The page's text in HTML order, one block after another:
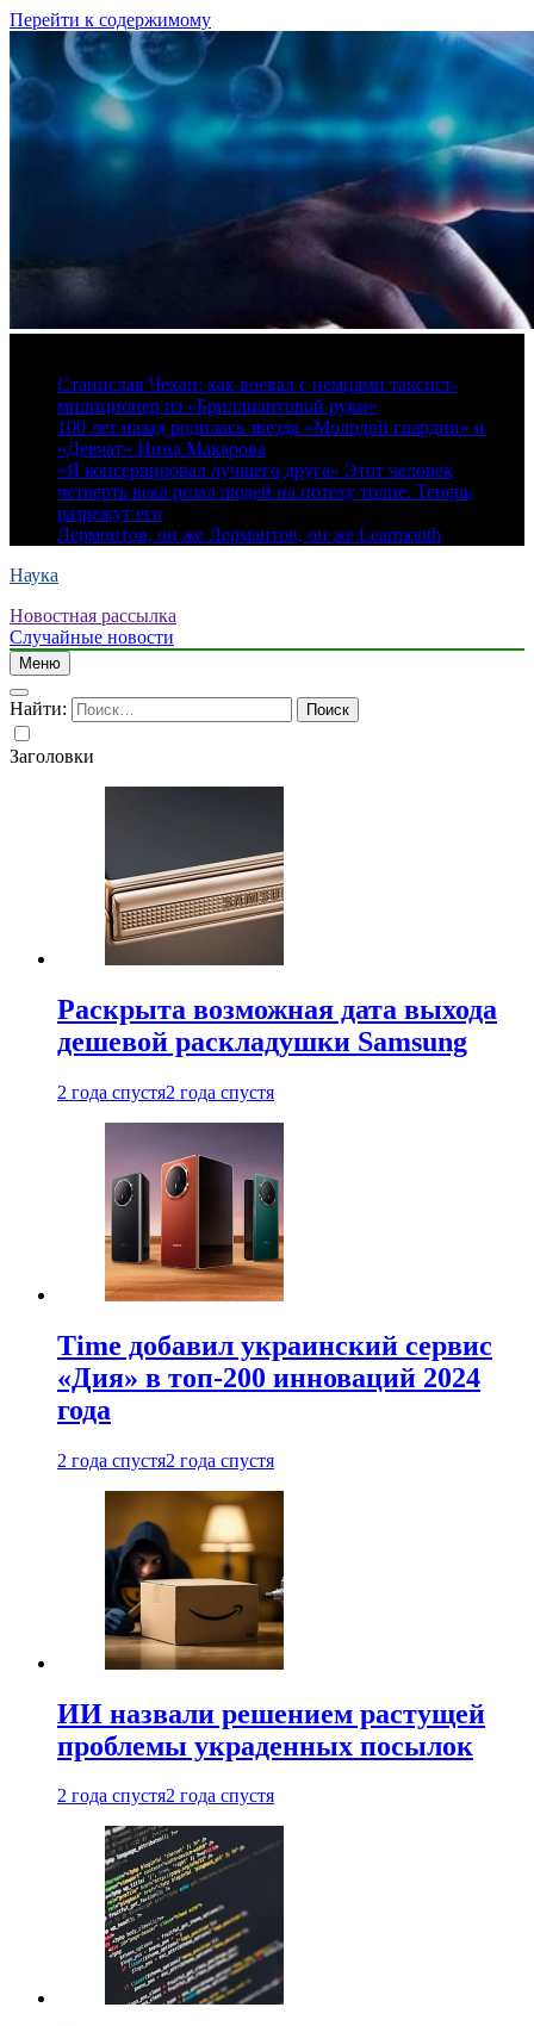
Перейти к содержимому
Станислав Чекан: как воевал с немцами таксист-
милиционер из «Бриллиантовой руки»
100 лет назад родилась звезда «Молодой гвардии» и
«Девчат» Инна Макарова
«Я консервировал лучшего друга» Этот человек
четверть века резал людей на потеху толпе. Теперь
разрежут его
Лермонтов, он же Лермантов, он же Learmonth
Наука
Новостная рассылка
Случайные новости
Меню
Найти:
Заголовки
Раскрыта возможная дата выхода
дешевой раскладушки Samsung
2 года спустя2 года спустя
Time добавил украинский сервис
«Дия» в топ-200 инноваций 2024
года
2 года спустя2 года спустя
ИИ назвали решением растущей
проблемы украденных посылок
2 года спустя2 года спустя